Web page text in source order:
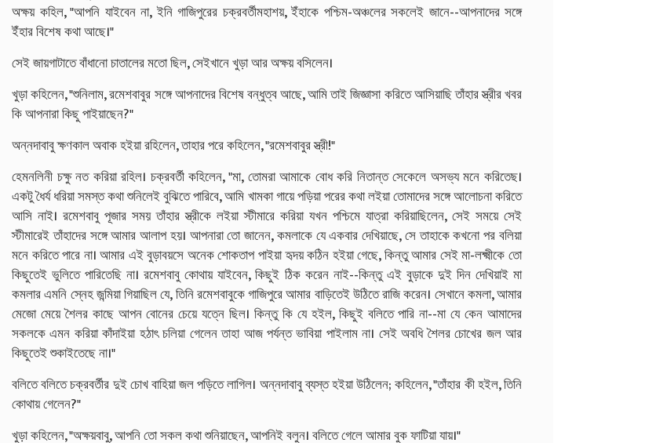
অক্ষয় কহিল, "আপনি যাইবেন না, ইনি গাজিপুরের চক্রবর্তীমহাশয়, ইঁহাকে পশ্চিম-অঞ্চলের সকলেই জানে--আপনাদের সঙ্গে
ইঁহার বিশেষ কথা আছে।"
সেই জায়গাটাতে বাঁধানো চাতালের মতো ছিল, সেইখানে খুড়া আর অক্ষয় বসিলেন।
খুড়া কহিলেন, "শুনিলাম, রমেশবাবুর সঙ্গে আপনাদের বিশেষ বন্ধুত্ব আছে, আমি তাই জিজ্ঞাসা করিতে আসিয়াছি তাঁহার স্ত্রীর খবর
কি আপনারা কিছু পাইয়াছেন?"
অন্নদাবাবু ক্ষণকাল অবাক হইয়া রহিলেন, তাহার পরে কহিলেন, "রমেশবাবুর স্ত্রী!"
হেমনলিনী চক্ষু নত করিয়া রহিল। চক্রবর্তী কহিলেন, "মা, তোমরা আমাকে বোধ করি নিতান্ত সেকেলে অসভ্য মনে করিতেছ।
একটু ধৈর্য ধরিয়া সমস্ত কথা শুনিলেই বুঝিতে পারিবে, আমি খামকা গায়ে পড়িয়া পরের কথা লইয়া তোমাদের সঙ্গে আলোচনা করিতে
আসি নাই। রমেশবাবু পূজার সময় তাঁহার স্ত্রীকে লইয়া স্টীমারে করিয়া যখন পশ্চিমে যাত্রা করিয়াছিলেন, সেই সময়ে সেই
স্টীমারেই তাঁহাদের সঙ্গে আমার আলাপ হয়। আপনারা তো জানেন, কমলাকে যে একবার দেখিয়াছে, সে তাহাকে কখনো পর বলিয়া
মনে করিতে পারে না। আমার এই বুড়াবয়সে অনেক শোকতাপ পাইয়া হৃদয় কঠিন হইয়া গেছে, কিন্তু আমার সেই মা-লক্ষ্মীকে তো
কিছুতেই ভুলিতে পারিতেছি না। রমেশবাবু কোথায় যাইবেন, কিছুই ঠিক করেন নাই--কিন্তু এই বুড়াকে দুই দিন দেখিয়াই মা
কমলার এমনি স্নেহ জন্মিয়া গিয়াছিল যে, তিনি রমেশবাবুকে গাজিপুরে আমার বাড়িতেই উঠিতে রাজি করেন। সেখানে কমলা, আমার
মেজো মেয়ে শৈলর কাছে আপন বোনের চেয়ে যত্নে ছিল। কিন্তু কি যে হইল, কিছুই বলিতে পারি না--মা যে কেন আমাদের
সকলকে এমন করিয়া কাঁদাইয়া হঠাৎ চলিয়া গেলেন তাহা আজ পর্যন্ত ভাবিয়া পাইলাম না। সেই অবধি শৈলর চোখের জল আর
কিছুতেই শুকাইতেছে না।"
বলিতে বলিতে চক্রবর্তীর দুই চোখ বাহিয়া জল পড়িতে লাগিল। অন্নদাবাবু ব্যস্ত হইয়া উঠিলেন; কহিলেন, "তাঁহার কী হইল, তিনি
কোথায় গেলেন?"
খুড়া কহিলেন, "অক্ষয়বাবু, আপনি তো সকল কথা শুনিয়াছেন, আপনিই বলুন। বলিতে গেলে আমার বুক ফাটিয়া যায়।"